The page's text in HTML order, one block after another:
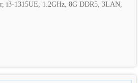
i3-1315UE, 1.2GHz, 8G DDR5, 3LAN,